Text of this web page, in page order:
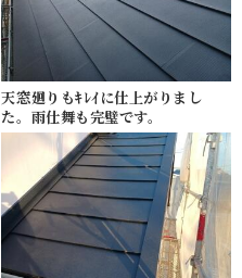
天窓廻りもｷﾚｲに仕上がりまし
た。雨仕舞も完璧です。